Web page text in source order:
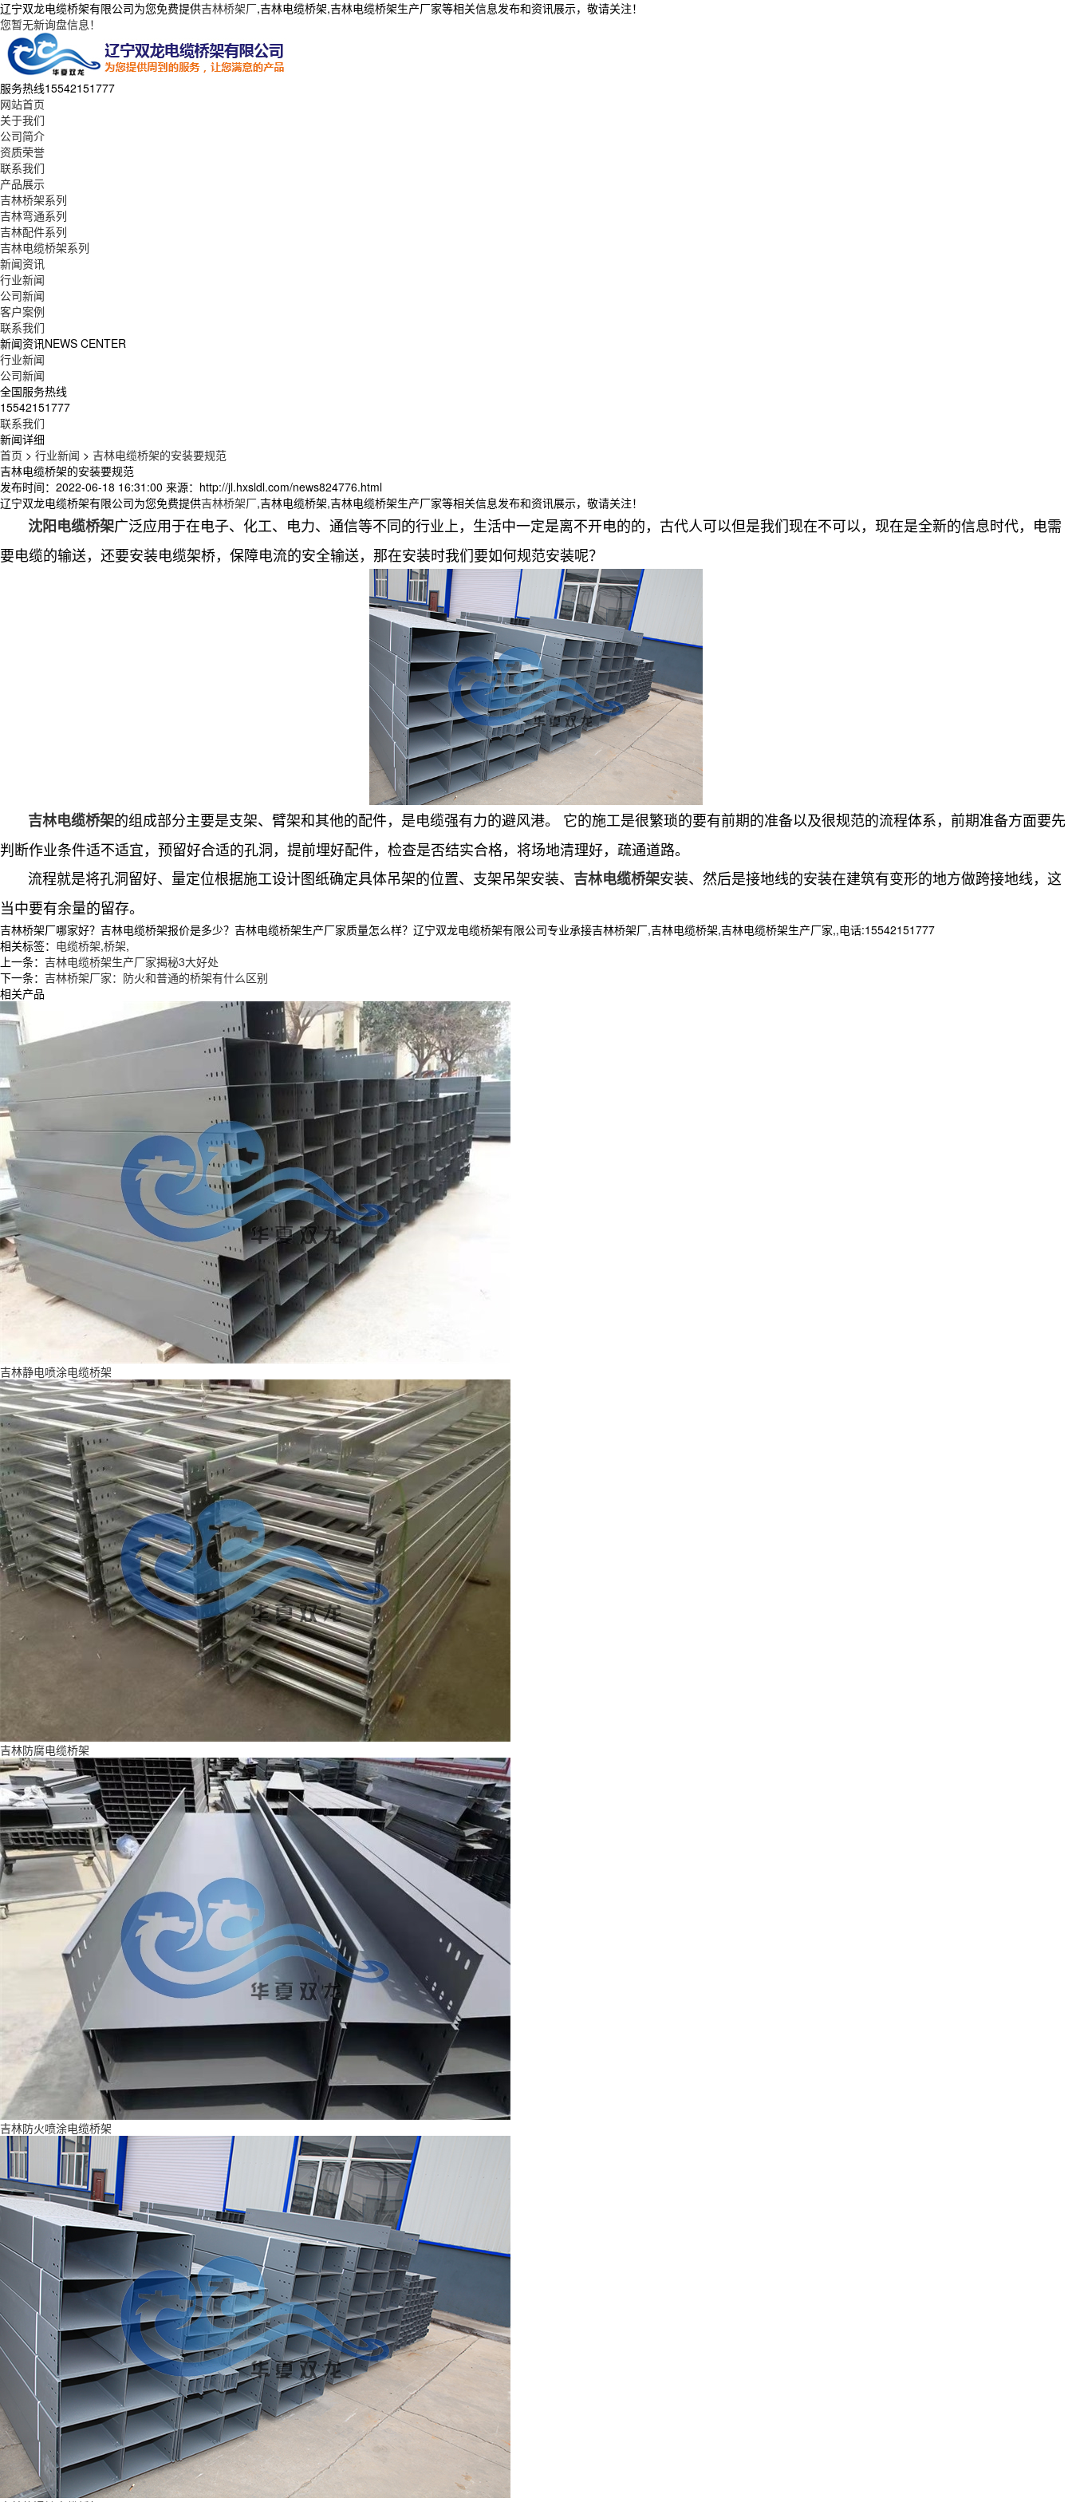
辽宁双龙电缆桥架有限公司为您免费提供吉林桥架厂,吉林电缆桥架,吉林电缆桥架生产厂家等相关信息发布和资讯展示，敬请关注！
您暂无新询盘信息！
服务热线15542151777
网站首页
关于我们
公司简介
资质荣誉
联系我们
产品展示
吉林桥架系列
吉林弯通系列
吉林配件系列
吉林电缆桥架系列
新闻资讯
行业新闻
公司新闻
客户案例
联系我们
新闻资讯NEWS CENTER
行业新闻
公司新闻
全国服务热线
15542151777
联系我们
新闻详细
首页 > 行业新闻 > 吉林电缆桥架的安装要规范
吉林电缆桥架的安装要规范
发布时间：2022-06-18 16:31:00 来源：http://jl.hxsldl.com/news824776.html
辽宁双龙电缆桥架有限公司为您免费提供吉林桥架厂,吉林电缆桥架,吉林电缆桥架生产厂家等相关信息发布和资讯展示，敬请关注！
沈阳电缆桥架广泛应用于在电子、化工、电力、通信等不同的行业上，生活中一定是离不开电的的，古代人可以但是我们现在不可以，现在是全新的信息时代，电需
要电缆的输送，还要安装电缆架桥，保障电流的安全输送，那在安装时我们要如何规范安装呢？
吉林电缆桥架的组成部分主要是支架、臂架和其他的配件，是电缆强有力的避风港。 它的施工是很繁琐的要有前期的准备以及很规范的流程体系，前期准备方面要先
判断作业条件适不适宜，预留好合适的孔洞，提前埋好配件，检查是否结实合格，将场地清理好，疏通道路。
流程就是将孔洞留好、量定位根据施工设计图纸确定具体吊架的位置、支架吊架安装、 吉林电缆桥架安装、然后是接地线的安装在建筑有变形的地方做跨接地线，这
当中要有余量的留存。
吉林桥架厂哪家好？吉林电缆桥架报价是多少？吉林电缆桥架生产厂家质量怎么样？辽宁双龙电缆桥架有限公司专业承接吉林桥架厂,吉林电缆桥架,吉林电缆桥架生产厂家,,电话:15542151777
相关标签： 电缆桥架,桥架,
上一条： 吉林电缆桥架生产厂家揭秘3大好处
下一条： 吉林桥架厂家：防火和普通的桥架有什么区别
相关产品
吉林静电喷涂电缆桥架
吉林防腐电缆桥架
吉林防火喷涂电缆桥架